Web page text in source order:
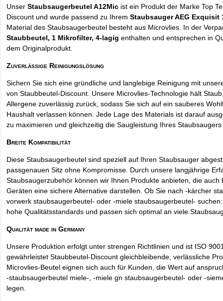
UnserStaubsaugerbeutel A12Mic ist ein Produkt der Marke Top
Discount und wurde passend zu IhremStaubsauger AEG Exquisit
Material des Staubsaugerbeutel besteht aus Microvlies. In der
Staubbeutel, 1 Mikrofilter, 4-lagig enthalten und entsprechen in
dem Originalprodukt.
Zuverlässige Reinigungslösung
Sichern Sie sich eine gründliche und langlebige Reinigung mit
von Staubbeutel-Discount. Unsere Microvlies-Technologie hält
Allergene zuverlässig zurück, sodass Sie sich auf ein sauberes
Haushalt verlassen können. Jede Lage des Materials ist darauf
zu maximieren und gleichzeitig die Saugleistung Ihres
Breite Kompatibilität
Diese Staubsaugerbeutel sind speziell auf Ihren Staubsauger
passgenauen Sitz ohne Kompromisse. Durch unsere langjährige
Staubsaugerzubehör können wir Ihnen Produkte anbieten, die auch
Geräten eine sichere Alternative darstellen. Ob Sie nach -kärcher
vorwerk staubsaugerbeutel- oder -miele staubsaugerbeutel-
hohe Qualitätsstandards und passen sich optimal an viele
Qualität made in Germany
Unsere Produktion erfolgt unter strengen Richtlinien und ist ISO
gewährleistet Staubbeutel-Discount gleichbleibende, verlässliche
Microvlies-Beutel eignen sich auch für Kunden, die Wert auf
-staubsaugerbeutel miele-, -miele gn staubsaugerbeutel- oder -
legen.